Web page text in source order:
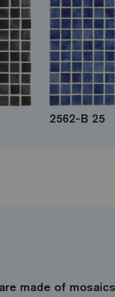
2562-B 25
made of mosaics